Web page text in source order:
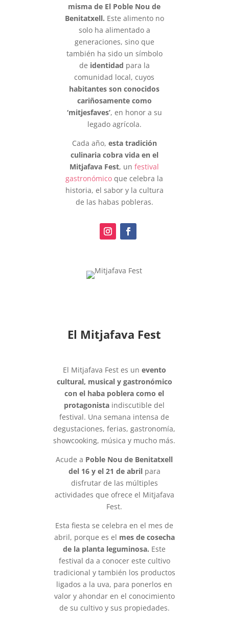
misma de El Poble Nou de
Benitatxell. Este alimento no
solo ha alimentado a
generaciones, sino que
también ha sido un símbolo
de identidad para la
comunidad local, cuyos
habitantes son conocidos
cariñosamente como
‘mitjesfaves’, en honor a su
legado agrícola.
Cada año, esta tradición
culinaria cobra vida en el
Mitjafava Fest, un festival
gastronómico que celebra la
historia, el sabor y la cultura
de las habas pobleras.
El Mitjafava Fest
El Mitjafava Fest es un evento
cultural, musical y gastronómico
con el haba poblera como el
protagonista indiscutible del
festival. Una semana intensa de
degustaciones, ferias, gastronomía,
showcooking, música y mucho más.
Acude a Poble Nou de Benitatxell
del 16 y el 21 de abrilpara
disfrutar de las múltiples
actividades que ofrece el Mitjafava
Fest.
Esta fiesta se celebra en el mes de
abril, porque es el mes de cosecha
de la planta leguminosa. Este
festival da a conocer este cultivo
tradicional y también los productos
ligados a la uva, para ponerlos en
valor y ahondar en el conocimiento
de su cultivo y sus propiedades.